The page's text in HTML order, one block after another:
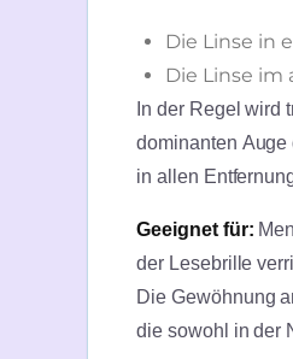
Die Linse in
Die Linse im
In der Regel wird
dominanten Auge
in allen
Geeignet für:
der Lesebrille
Die Gewöhnung
die sowohl in der